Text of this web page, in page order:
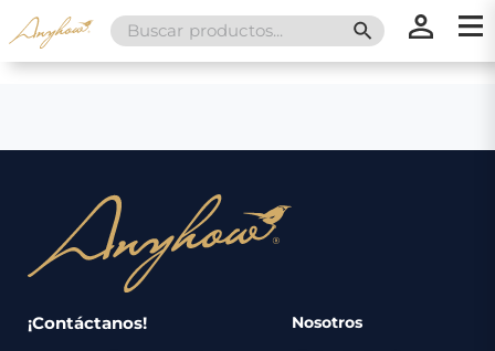
Search
for:
SEARCH
¡Contáctanos! Nosotros
Nosotros
Servicios
Catálogo
Regalos